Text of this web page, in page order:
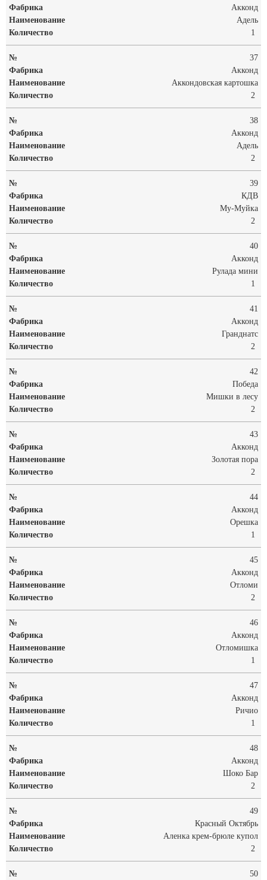
Акконд
Адель
1
37
Акконд
Аккондовская картошка
2
38
Акконд
Адель
2
39
КДВ
Му-Муйка
2
40
Акконд
Рулада мини
1
41
Акконд
Гранднатс
2
42
Победа
Мишки в лесу
2
43
Акконд
Золотая пора
2
44
Акконд
Орешка
1
45
Акконд
Отломи
2
46
Акконд
Отломишка
1
47
Акконд
Ричио
1
48
Акконд
Шоко Бар
2
49
Красный Октябрь
Аленка крем-брюле купол
2
50